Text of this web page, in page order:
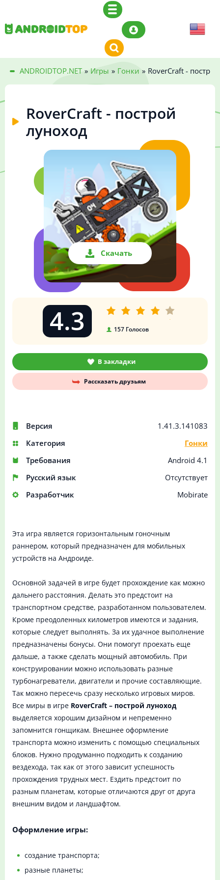
ANDROIDTOP.NET » Игры » Гонки » RoverCraft -
RoverCraft - построй
луноход
Скачать
Версия
1.41.3.141083
Категория
Гонки
Требования
Android 4.1
Русский язык
Отсутствует
Разработчик
Mobirate
4.3 157Голосов
В закладки
Рассказать друзьям
Эта игра является горизонтальным гоночным
раннером, который предназначен для мобильных
устройств на Андроиде.
Основной задачей в игре будет прохождение как можно
дальнего расстояния. Делать это предстоит на
транспортном средстве, разработанном пользователем.
Кроме преодоленных километров имеются и задания,
которые следует выполнять. За их удачное выполнение
предназначены бонусы. Они помогут проехать еще
дальше, а также сделать мощный автомобиль. При
конструировании можно использовать разные
турбонагреватели, двигатели и прочие составляющие.
Так можно пересечь сразу несколько игровых миров.
Все миры в игре RoverCraft – построй луноход
выделяется хорошим дизайном и непременно
запомнится гонщикам. Внешнее оформление
транспорта можно изменить с помощью специальных
блоков. Нужно продуманно подходить к созданию
вездехода, так как от этого зависит успешность
прохождения трудных мест. Ездить предстоит по
разным планетам, которые отличаются друг от друга
внешним видом и ландшафтом.
Оформление игры:
создание транспорта;
разные планеты;